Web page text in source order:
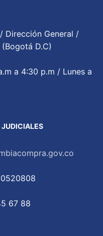
Dirección General /
D.C)
a 4:30 p.m / Lunes a
67 88